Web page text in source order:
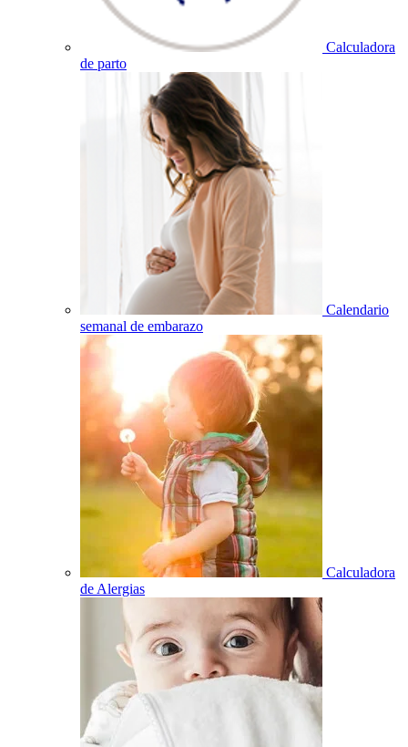
Calculadora
de parto
Calendario
semanal de embarazo
Calculadora
de Alergias